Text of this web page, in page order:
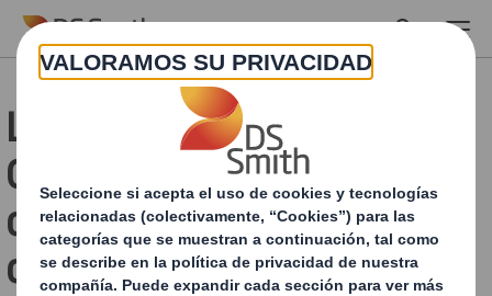
Skip to main content
La gran inversión en
Cartogal reafirma el
compromiso de DS Smith
con Galicia